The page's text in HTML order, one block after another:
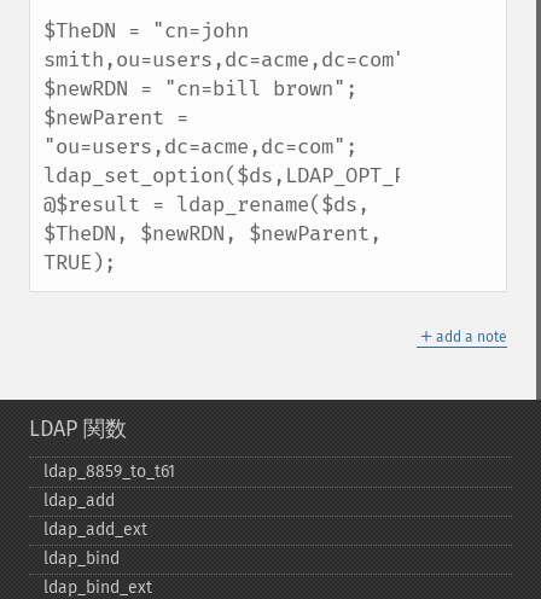
$TheDN = "cn=john
smith,ou=users,dc=acme,dc=com";
$newRDN = "cn=bill brown";
$newParent =
"ou=users,dc=acme,dc=com";
@$result = ldap_rename($ds,
$TheDN, $newRDN, $newParent,
TRUE);
＋ add a note
LDAP 関数
ldap_​8859_​to_​t61
ldap_​add
ldap_​add_​ext
ldap_​bind
ldap_​bind_​ext